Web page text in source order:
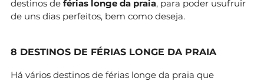
destinos de férias longe da praia, para poder usufruir
de uns dias perfeitos, bem como deseja.
8 DESTINOS DE FÉRIAS LONGE DA PRAIA
Há vários destinos de férias longe da praia que